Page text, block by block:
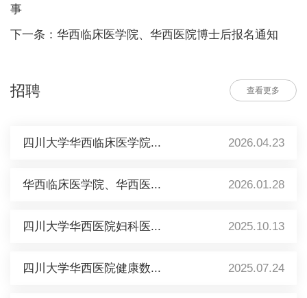
事
下一条：华西临床医学院、华西医院博士后报名通知
招聘 查看更多
四川大学华西临床医学院... 2026.04.23
华西临床医学院、华西医... 2026.01.28
四川大学华西医院妇科医... 2025.10.13
四川大学华西医院健康数... 2025.07.24